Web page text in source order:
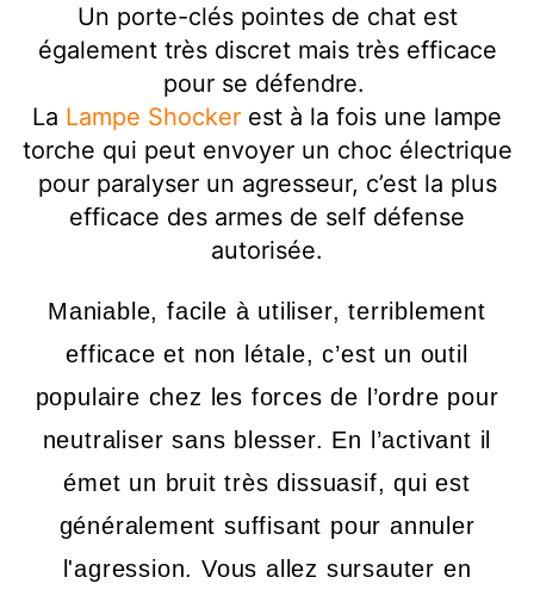
Un porte-clés pointes de chat est
également très discret mais très efficace
pour se défendre.
La Lampe Shocker est à la fois une lampe
torche qui peut envoyer un choc électrique
pour paralyser un agresseur, c’est la plus
efficace des armes de self défense
autorisée.
Maniable, facile à utiliser, terriblement
efficace et non létale, c’est un outil
populaire chez les forces de l’ordre pour
neutraliser sans blesser. En l’activant il
émet un bruit très dissuasif, qui est
généralement suffisant pour annuler
l'agression. Vous allez sursauter en